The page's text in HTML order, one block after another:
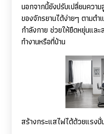
นอกจากนี้ยังปรับเปลี่ยนควา
ของจักรยานได้ง่ายๆ ตามต
กำลังกาย ช่วยให้ยืดหยุ่นแล
ทำงานหรือที่บ้าน
สร้างกระแสไฟได้ด้วยแรงปั่